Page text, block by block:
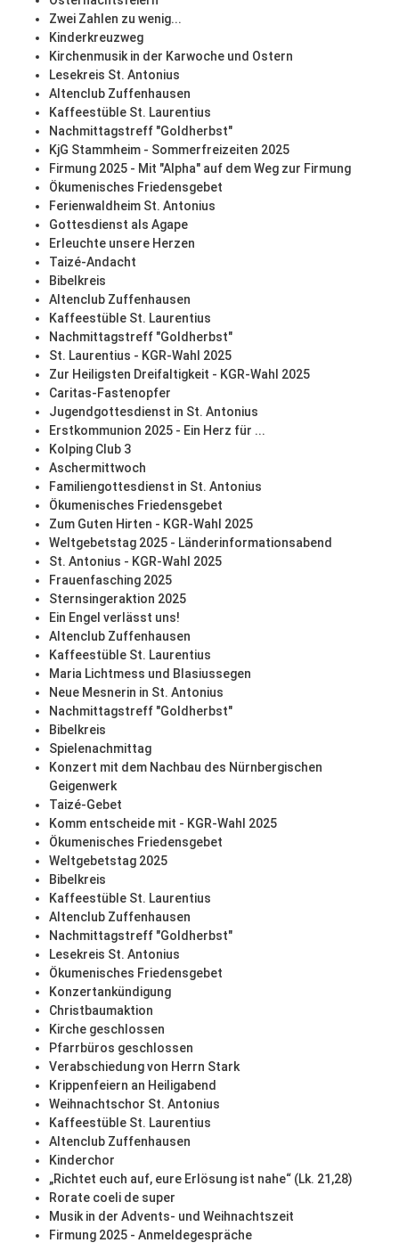
Zwei Zahlen zu wenig...
Kinderkreuzweg
Kirchenmusik in der Karwoche und Ostern
Lesekreis St. Antonius
Altenclub Zuffenhausen
Kaffeestüble St. Laurentius
Nachmittagstreff "Goldherbst"
KjG Stammheim - Sommerfreizeiten 2025
Firmung 2025 - Mit "Alpha" auf dem Weg zur Firmung
Ökumenisches Friedensgebet
Ferienwaldheim St. Antonius
Gottesdienst als Agape
Erleuchte unsere Herzen
Taizé-Andacht
Bibelkreis
Altenclub Zuffenhausen
Kaffeestüble St. Laurentius
Nachmittagstreff "Goldherbst"
St. Laurentius - KGR-Wahl 2025
Zur Heiligsten Dreifaltigkeit - KGR-Wahl 2025
Caritas-Fastenopfer
Jugendgottesdienst in St. Antonius
Erstkommunion 2025 - Ein Herz für ...
Kolping Club 3
Aschermittwoch
Familiengottesdienst in St. Antonius
Ökumenisches Friedensgebet
Zum Guten Hirten - KGR-Wahl 2025
Weltgebetstag 2025 - Länderinformationsabend
St. Antonius - KGR-Wahl 2025
Frauenfasching 2025
Sternsingeraktion 2025
Ein Engel verlässt uns!
Altenclub Zuffenhausen
Kaffeestüble St. Laurentius
Maria Lichtmess und Blasiussegen
Neue Mesnerin in St. Antonius
Nachmittagstreff "Goldherbst"
Bibelkreis
Spielenachmittag
Konzert mit dem Nachbau des Nürnbergischen
Geigenwerk
Taizé-Gebet
Komm entscheide mit - KGR-Wahl 2025
Ökumenisches Friedensgebet
Weltgebetstag 2025
Bibelkreis
Kaffeestüble St. Laurentius
Altenclub Zuffenhausen
Nachmittagstreff "Goldherbst"
Lesekreis St. Antonius
Ökumenisches Friedensgebet
Konzertankündigung
Christbaumaktion
Kirche geschlossen
Pfarrbüros geschlossen
Verabschiedung von Herrn Stark
Krippenfeiern an Heiligabend
Weihnachtschor St. Antonius
Kaffeestüble St. Laurentius
Altenclub Zuffenhausen
Kinderchor
„Richtet euch auf, eure Erlösung ist nahe“ (Lk. 21,28)
Rorate coeli de super
Musik in der Advents- und Weihnachtszeit
Firmung 2025 - Anmeldegespräche